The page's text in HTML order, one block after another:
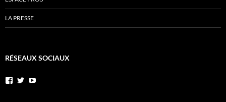
LA PRESSE
RÉSEAUX SOCIAUX
Voir Voir